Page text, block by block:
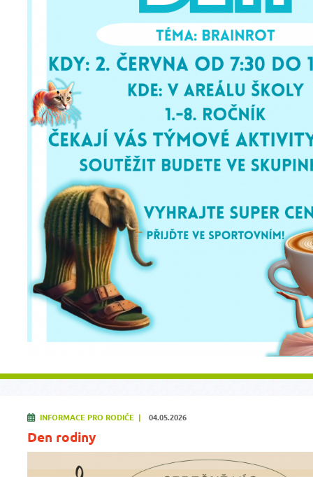
INFORMACE PRO RODIČE | 04.05.2026
Den rodiny